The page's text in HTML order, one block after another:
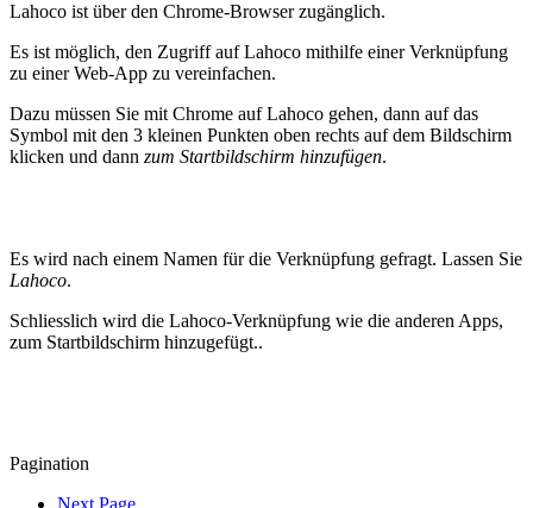
Lahoco ist über den Chrome-Browser zugänglich.
Es ist möglich, den Zugriff auf Lahoco mithilfe einer Verknüpfung
zu einer Web-App zu vereinfachen.
Dazu müssen Sie mit Chrome auf Lahoco gehen, dann auf das
Symbol mit den 3 kleinen Punkten oben rechts auf dem Bildschirm
klicken und dann zum Startbildschirm hinzufügen.
Es wird nach einem Namen für die Verknüpfung gefragt. Lassen Sie
Lahoco.
Schliesslich wird die Lahoco-Verknüpfung wie die anderen Apps,
zum Startbildschirm hinzugefügt..
Pagination
Next Page